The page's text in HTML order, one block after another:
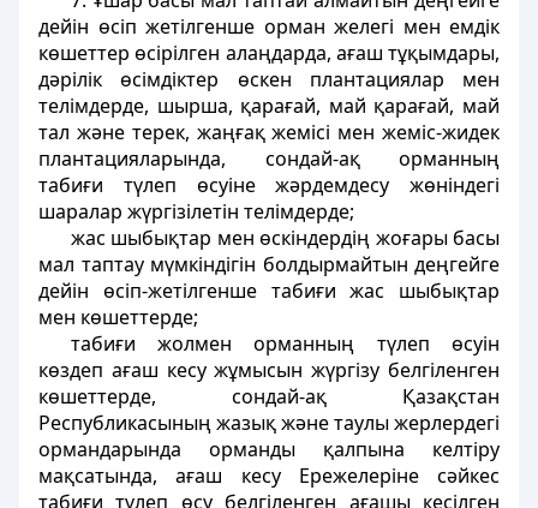
дейiн өсiп жетiлгенше орман желегi мен емдiк
көшеттер өсiрiлген алаңдарда, ағаш тұқымдары,
дәрiлiк өсiмдiктер өскен плантациялар мен
телiмдерде, шырша, қарағай, май қарағай, май
тал және терек, жаңғақ жемiсi мен жемiс-жидек
плантацияларында, сондай-ақ орманның
табиғи түлеп өсуiне жәрдемдесу жөніндегі
шаралар жүргiзiлетiн телiмдерде;
жас шыбықтар мен өскiндердiң жоғары басы
мал таптау мүмкiндiгiн болдырмайтын деңгейге
дейiн өсiп-жетiлгенше табиғи жас шыбықтар
мен көшеттерде;
табиғи жолмен орманның түлеп өсуiн
көздеп ағаш кесу жұмысын жүргiзу белгiленген
көшеттерде, сондай-ақ Қазақстан
Республикасының жазық және таулы жерлердегi
ормандарында орманды қалпына келтiру
мақсатында, ағаш кесу Ережелерiне сәйкес
табиғи түлеп өсу белгiленген ағашы кесiлген